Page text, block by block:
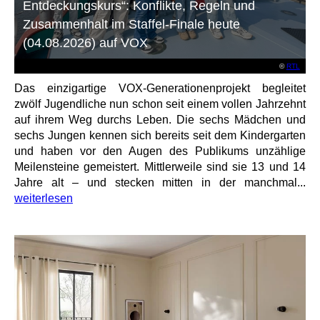
©RTL
Entdeckungskurs“: Konflikte, Regeln und
Zusammenhalt im Staffel-Finale heute
(04.08.2026) auf VOX
Das einzigartige VOX-Generationenprojekt begleitet
zwölf Jugendliche nun schon seit einem vollen Jahrzehnt
auf ihrem Weg durchs Leben. Die sechs Mädchen und
sechs Jungen kennen sich bereits seit dem Kindergarten
und haben vor den Augen des Publikums unzählige
Meilensteine gemeistert. Mittlerweile sind sie 13 und 14
Jahre alt – und stecken mitten in der manchmal...
weiterlesen